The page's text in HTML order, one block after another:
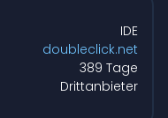
IDE
doubleclick.net
389 Tage
Drittanbieter